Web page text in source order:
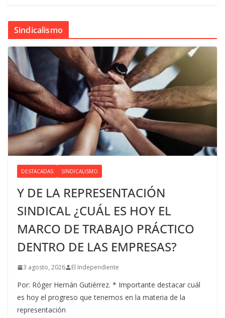
Sindicalismo
DESTACADAS SINDICALISMO
Y DE LA REPRESENTACIÓN
SINDICAL ¿CUÁL ES HOY EL
MARCO DE TRABAJO PRÁCTICO
DENTRO DE LAS EMPRESAS?
3 agosto, 2026 El Independiente
Por: Róger Hernán Gutiérrez. * Importante destacar cuál
es hoy el progreso que tenemos en la materia de la
representación